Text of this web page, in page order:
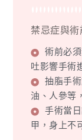
禁忌症與術
術前必
吐影響手術
抽脂手
油、人參等
手術當
甲，身上不